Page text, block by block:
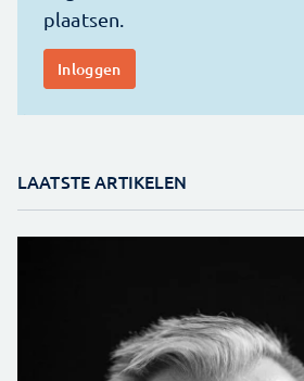
LAATSTE ARTIKELEN